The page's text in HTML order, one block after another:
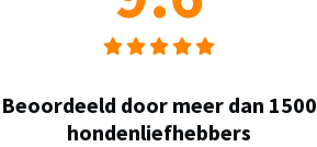
Beoordeeld door meer dan 1500
hondenliefhebbers